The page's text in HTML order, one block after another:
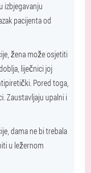
izbjegavanju
pacijenta od
žena može osjetiti
liječnici joj
Pored toga,
Zaustavljaju upalni i
dama ne bi trebala
u ležernom